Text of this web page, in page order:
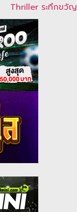
Thriller ระทึกขวัญ